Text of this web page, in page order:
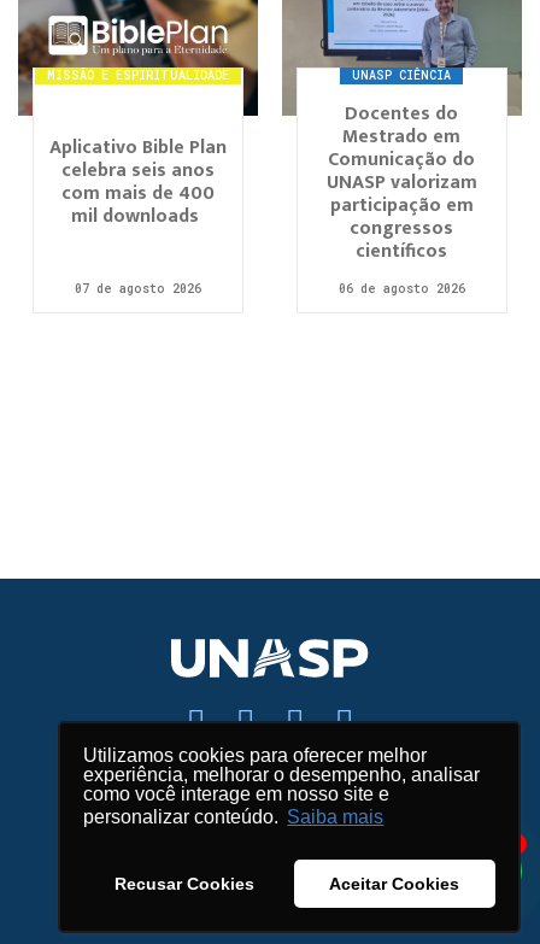
Utilizamos cookies para oferecer melhor
experiência, melhorar o desempenho, analisar
como você interage em nosso site e
personalizar conteúdo. Saiba mais
Recusar Cookies Aceitar Cookies
MISSÃO E ESPIRITUALIDADE
Aplicativo Bible Plan
celebra seis anos
com mais de 400
mil downloads
07 de agosto 2026
UNASP CIÊNCIA
Docentes do
Mestrado em
Comunicação do
UNASP valorizam
participação em
congressos
científicos
06 de agosto 2026
Fale conosco
Mapas e endereços
Créditos